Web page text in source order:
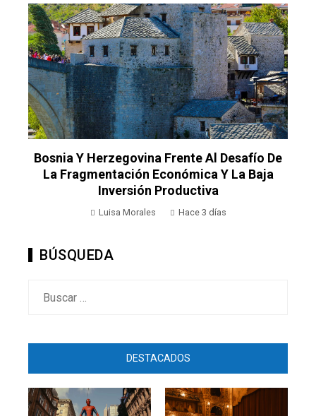
Bosnia Y Herzegovina Frente Al Desafío De
La Fragmentación Económica Y La Baja
Inversión Productiva
Luisa Morales Hace 3 días
BÚSQUEDA
DESTACADOS